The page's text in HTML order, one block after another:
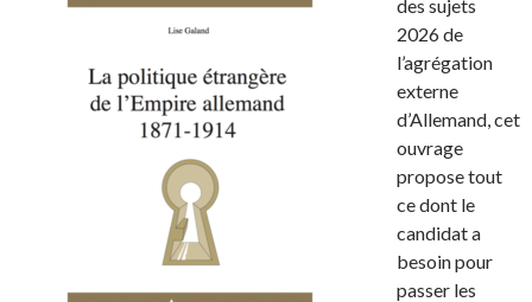
des sujets
2026 de
l’agrégation
externe
d’Allemand, cet
ouvrage
propose tout
ce dont le
candidat a
besoin pour
passer les